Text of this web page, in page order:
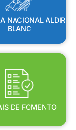
NACIONAL ALDIR
BLANC
DE FOMENTO
DE FOMENTO